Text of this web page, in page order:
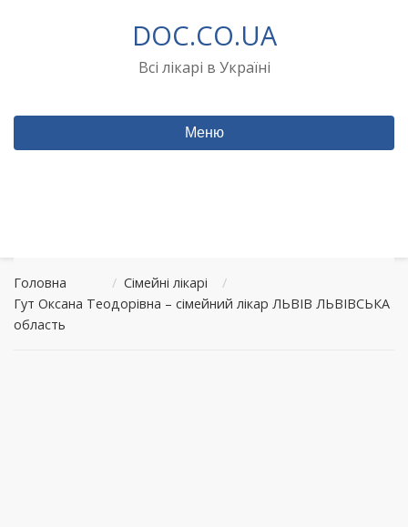
DOC.CO.UA
Всі лікарі в Україні
Меню
Головна / Сімейні лікарі
/
Гут Оксана Теодорівна – сімейний лікар ЛЬВІВ ЛЬВІВСЬКА
область